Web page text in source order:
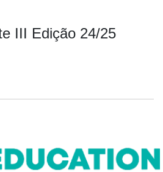
III Edição 24/25